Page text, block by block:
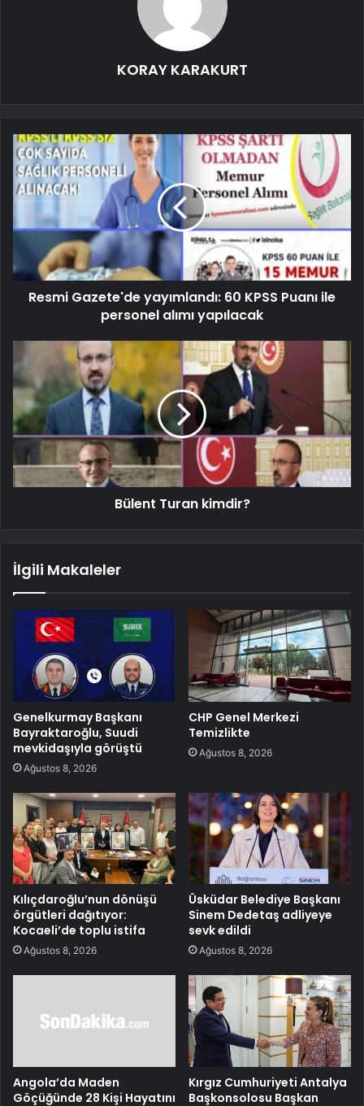
KORAY KARAKURT
Resmi Gazete'de yayımlandı: 60 KPSS Puanı ile
personel alımı yapılacak
Bülent Turan kimdir?
İlgili Makaleler
Genelkurmay Başkanı
Bayraktaroğlu, Suudi
mevkidaşıyla görüştü
Ağustos 8, 2026
CHP Genel Merkezi
Temizlikte
Ağustos 8, 2026
Kılıçdaroğlu’nun dönüşü
örgütleri dağıtıyor:
Kocaeli’de toplu istifa
Ağustos 8, 2026
Üsküdar Belediye Başkanı
Sinem Dedetaş adliyeye
sevk edildi
Ağustos 8, 2026
Angola’da Maden
Göçüğünde 28 Kişi Hayatını
Kırgız Cumhuriyeti Antalya
Başkonsolosu Başkan